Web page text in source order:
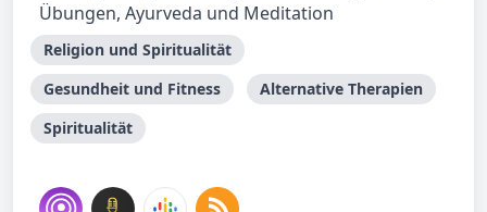
Übungen, Ayurveda und Meditation
Religion und Spiritualität
Gesundheit und Fitness
Alternative Therapien
Spiritualität